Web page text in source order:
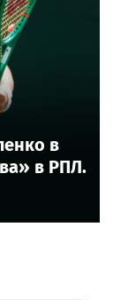
в
в РПЛ.